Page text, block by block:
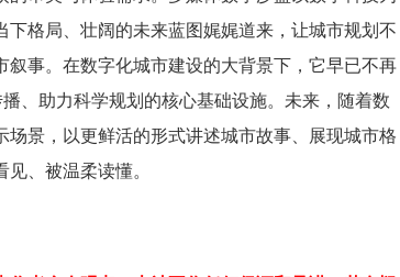
格局、壮阔的未来蓝图娓娓道来，让城市规划 不
事。在数字化城市建设的大背景下，它早已不再
、助力科学规划的核心基础设施。未来，随着数
场景，以更鲜活的形式讲述城市故事、展现城市格
、被温柔读懂。